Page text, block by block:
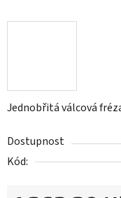
Jednobřitá válcová
Dostupnost
Kód: